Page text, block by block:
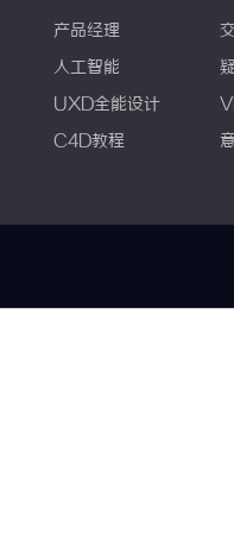
产品经理
人工智能
UXD全能设计
C4D教程